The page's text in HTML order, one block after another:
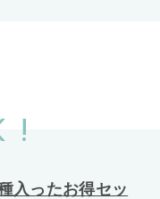
!
入ったお得セッ